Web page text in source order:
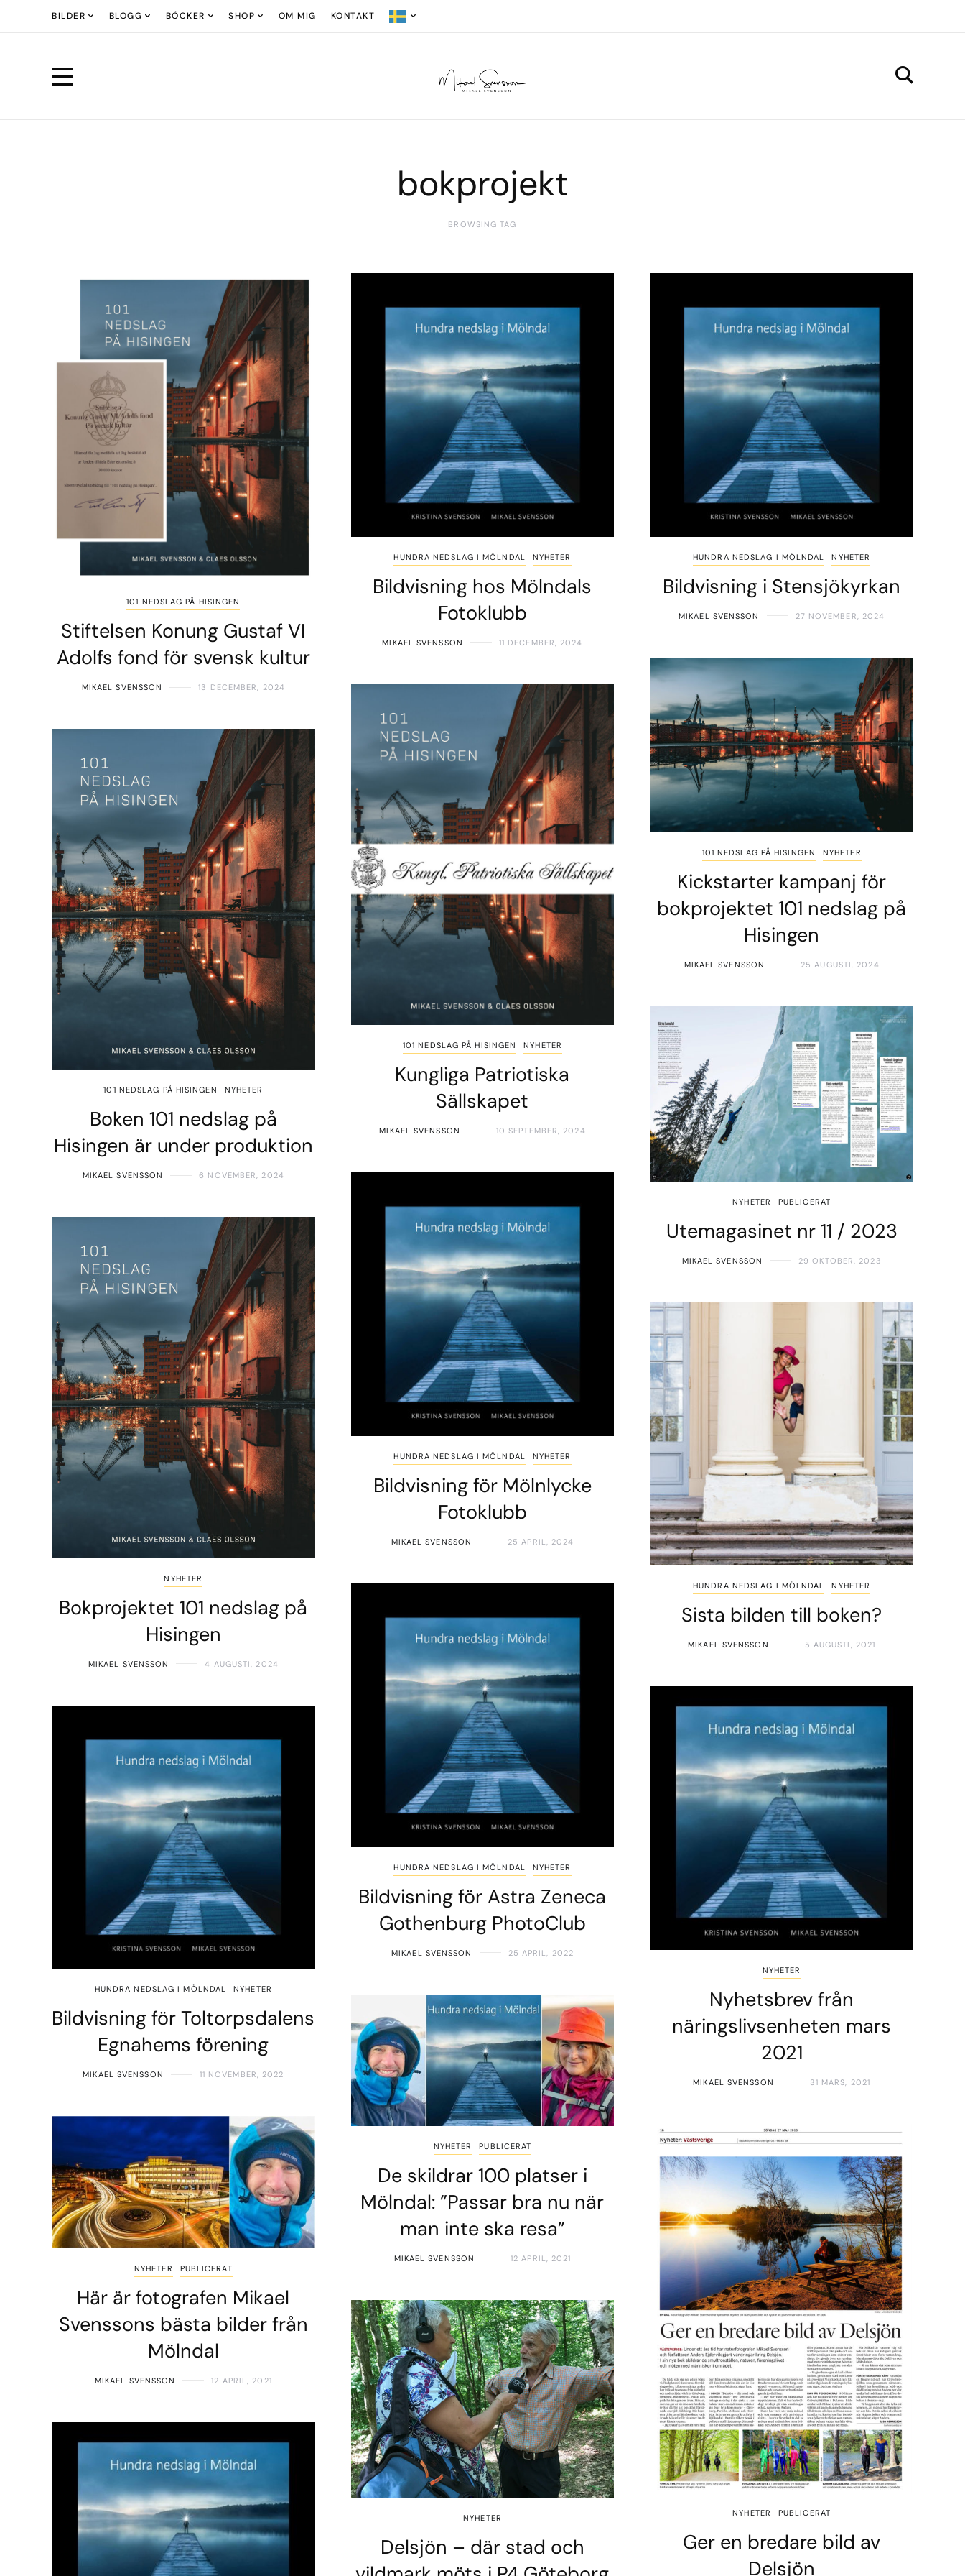
BILDER BLOGG BÖCKER SHOP OM MIG KONTAKT
bokprojekt
BROWSING TAG
101 NEDSLAG PÅ HISINGEN
Stiftelsen Konung Gustaf VI
Adolfs fond för svensk kultur
MIKAEL SVENSSON 13 DECEMBER, 2024
HUNDRA NEDSLAG I MÖLNDAL NYHETER
Bildvisning hos Mölndals
Fotoklubb
MIKAEL SVENSSON 11 DECEMBER, 2024
HUNDRA NEDSLAG I MÖLNDAL NYHETER
Bildvisning i Stensjökyrkan
MIKAEL SVENSSON 27 NOVEMBER, 2024
101 NEDSLAG PÅ HISINGEN NYHETER
Boken 101 nedslag på
Hisingen är under produktion
MIKAEL SVENSSON 6 NOVEMBER, 2024
101 NEDSLAG PÅ HISINGEN NYHETER
Kungliga Patriotiska
Sällskapet
MIKAEL SVENSSON 10 SEPTEMBER, 2024
101 NEDSLAG PÅ HISINGEN NYHETER
Kickstarter kampanj för
bokprojektet 101 nedslag på
Hisingen
MIKAEL SVENSSON 25 AUGUSTI, 2024
NYHETER
Bokprojektet 101 nedslag på
Hisingen
MIKAEL SVENSSON 4 AUGUSTI, 2024
HUNDRA NEDSLAG I MÖLNDAL NYHETER
Bildvisning för Mölnlycke
Fotoklubb
MIKAEL SVENSSON 25 APRIL, 2024
NYHETER PUBLICERAT
Utemagasinet nr 11 / 2023
MIKAEL SVENSSON 29 OKTOBER, 2023
HUNDRA NEDSLAG I MÖLNDAL NYHETER
Bildvisning för Toltorpsdalens
Egnahems förening
MIKAEL SVENSSON 11 NOVEMBER, 2022
HUNDRA NEDSLAG I MÖLNDAL NYHETER
Bildvisning för Astra Zeneca
Gothenburg PhotoClub
MIKAEL SVENSSON 25 APRIL, 2022
HUNDRA NEDSLAG I MÖLNDAL NYHETER
Sista bilden till boken?
MIKAEL SVENSSON 5 AUGUSTI, 2021
NYHETER PUBLICERAT
Här är fotografen Mikael
Svenssons bästa bilder från
Mölndal
MIKAEL SVENSSON 12 APRIL, 2021
NYHETER PUBLICERAT
De skildrar 100 platser i
Mölndal: ”Passar bra nu när
man inte ska resa”
MIKAEL SVENSSON 12 APRIL, 2021
NYHETER
Nyhetsbrev från
näringslivsenheten mars
2021
MIKAEL SVENSSON 31 MARS, 2021
NYHETER
Delsjön – där stad och
NYHETER PUBLICERAT
Ger en bredare bild av
Delsjön